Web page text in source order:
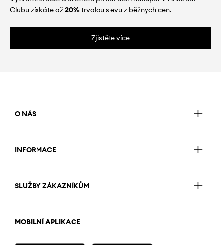
Clubu získáte až20%trvalou slevu z běžných cen.
Zjistěte více
O NÁS
INFORMACE
SLUŽBY ZÁKAZNÍKŮM
MOBILNÍ APLIKACE